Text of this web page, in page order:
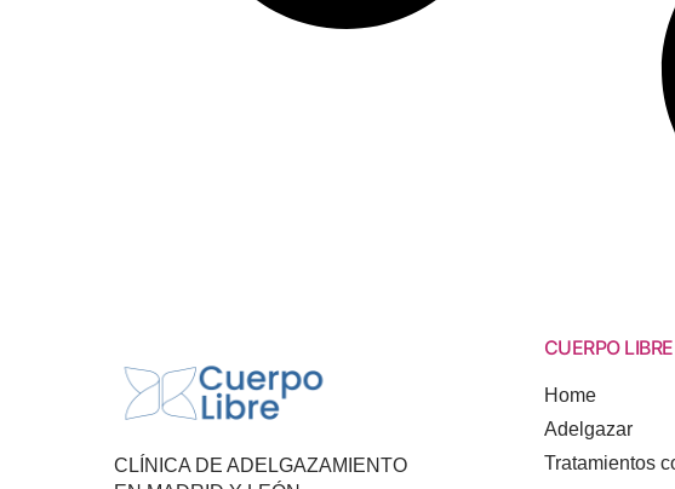
CLÍNICA DE ADELGAZAMIENTO
CUERPO LIBRE
Home
Adelgazar
Tratamientos